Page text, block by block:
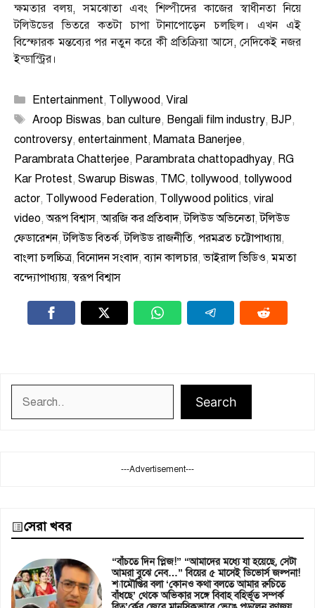
ক্ষমতার বলয়, সমঝোতা এবং শিল্পীদের কাজের স্বাধীনতা নিয়ে
টলিউডের ভিতরে কতটা চাপা টানাপোড়েন চলছিল। এখন এই
বিস্ফোরক মন্তব্যের পর নতুন করে কী প্রতিক্রিয়া আসে, সেদিকেই নজর
ইন্ডাস্ট্রির।
Categories
Entertainment, Tollywood, Viral
Tags
Aroop Biswas, ban culture, Bengali film industry, BJP,
controversy, entertainment, Mamata Banerjee,
Parambrata Chatterjee, Parambrata chattopadhyay, RG
Kar Protest, Swarup Biswas, TMC, tollywood, tollywood
actor, Tollywood Federation, Tollywood politics, viral
video,অরূপ বিশ্বাস,আরজি কর প্রতিবাদ,টলিউড অভিনেতা,টলিউড
ফেডারেশন,টলিউড বিতর্ক,টলিউড রাজনীতি, পরমব্রত চট্টোপাধ্যায়,
বাংলা চলচ্চিত্র,বিনোদন সংবাদ,ব্যান কালচার,ভাইরাল ভিডিও,মমতা
বন্দ্যোপাধ্যায়,স্বরূপ বিশ্বাস
Search
---Advertisement---
সেরা খবর
“বাঁচতে দিন প্লিজ!” “আমাদের মধ্যে যা হয়েছে, সেটা
আমরা বুঝে নেব…” বিয়ের ৫ মাসেই ডিভোর্স জল্পনা!
শ্যামৌপ্তির বলা ‘কোনও কথা বলতে আমার রুচিতে
বাঁধছে’ থেকে অভিকার সঙ্গে বিবাহ বহির্ভূত সম্পর্ক